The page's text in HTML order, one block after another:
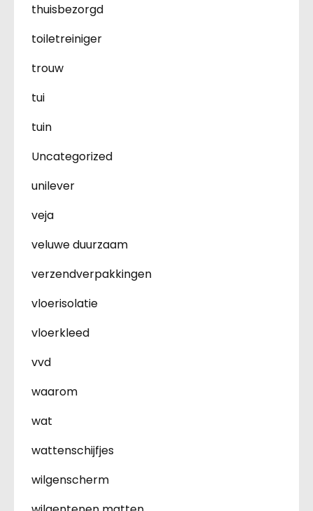
thuisbezorgd
toiletreiniger
trouw
tui
tuin
Uncategorized
unilever
veja
veluwe duurzaam
verzendverpakkingen
vloerisolatie
vloerkleed
vvd
waarom
wat
wattenschijfjes
wilgenscherm